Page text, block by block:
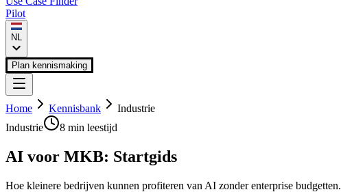
Pilot
NL
Plan kennismaking
Home Kennisbank
Industrie
Industrie
8 min leestijd
AI voor MKB: Startgids
Hoe kleinere bedrijven kunnen profiteren van AI zonder enterprise budgetten.